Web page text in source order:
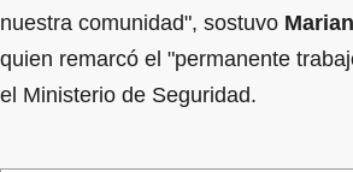
nuestra comunidad", sostuvo
quien remarcó el "permanente
el Ministerio de Seguridad.